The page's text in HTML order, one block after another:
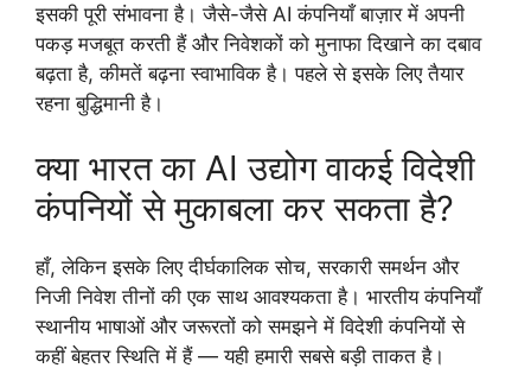
इसकी पूरी संभावना है। जैसे-जैसे AI कंपनियाँ बाज़ार में अपनी
पकड़ मजबूत करती हैं और निवेशकों को मुनाफा दिखाने का दबाव
बढ़ता है, कीमतें बढ़ना स्वाभाविक है। पहले से इसके लिए तैयार
रहना बुद्धिमानी है।
क्या भारत का AI उद्योग वाकई विदेशी
कंपनियों से मुकाबला कर सकता है?
हाँ, लेकिन इसके लिए दीर्घकालिक सोच, सरकारी समर्थन और
निजी निवेश तीनों की एक साथ आवश्यकता है। भारतीय कंपनियाँ
स्थानीय भाषाओं और जरूरतों को समझने में विदेशी कंपनियों से
कहीं बेहतर स्थिति में हैं — यही हमारी सबसे बड़ी ताकत है।